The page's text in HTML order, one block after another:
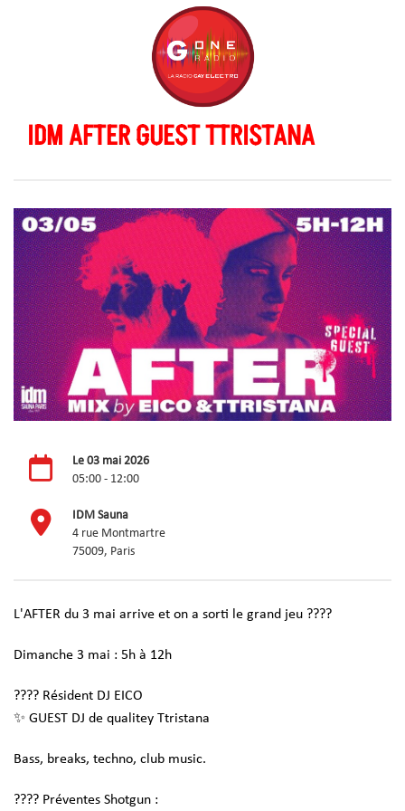
IDM AFTER GUEST TTRISTANA
Le 03 mai 2026
05:00 - 12:00
IDM Sauna
4 rue Montmartre
75009, Paris
L'AFTER du 3 mai arrive et on a sorti le grand jeu ????
Dimanche 3 mai : 5h à 12h
???? Résident DJ EICO
✨ GUEST DJ de qualitey Ttristana
Bass, breaks, techno, club music.
????️ Préventes Shotgun :